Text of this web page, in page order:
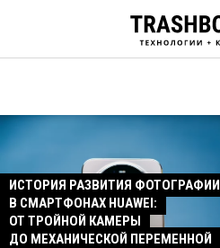
ИСТОРИЯ РАЗВИТИЯ ФОТОГРАФИИ
В СМАРТФОНАХ HUAWEI:
ОТ ТРОЙНОЙ КАМЕРЫ
ДО МЕХАНИЧЕСКОЙ ПЕРЕМЕННОЙ